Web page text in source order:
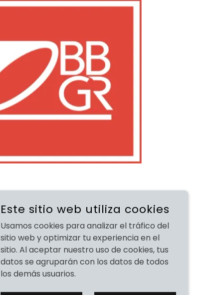
Este sitio web utiliza cookies
Usamos cookies para analizar el tráfico del
sitio web y optimizar tu experiencia en el
sitio. Al aceptar nuestro uso de cookies, tus
datos se agruparán con los datos de todos
los demás usuarios.